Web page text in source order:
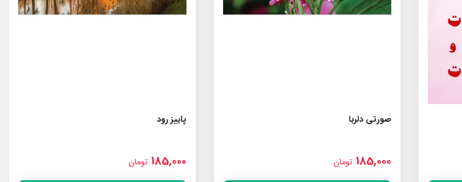
صورتی دلربا
185,000 تومان
پاییز رود
185,000 تومان